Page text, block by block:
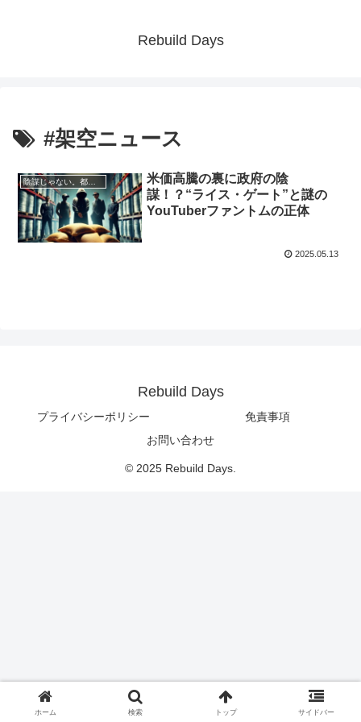
Rebuild Days
#架空ニュース
陰謀じゃない。都市伝説でもない。ただの妄想です
米価高騰の裏に政府の陰
謀！？“ライス・ゲート”と謎の
YouTuberファントムの正体
2025.05.13
Rebuild Days
プライバシーポリシー
免責事項
お問い合わせ
© 2025 Rebuild Days.
ホーム 検索 トップ サイドバー